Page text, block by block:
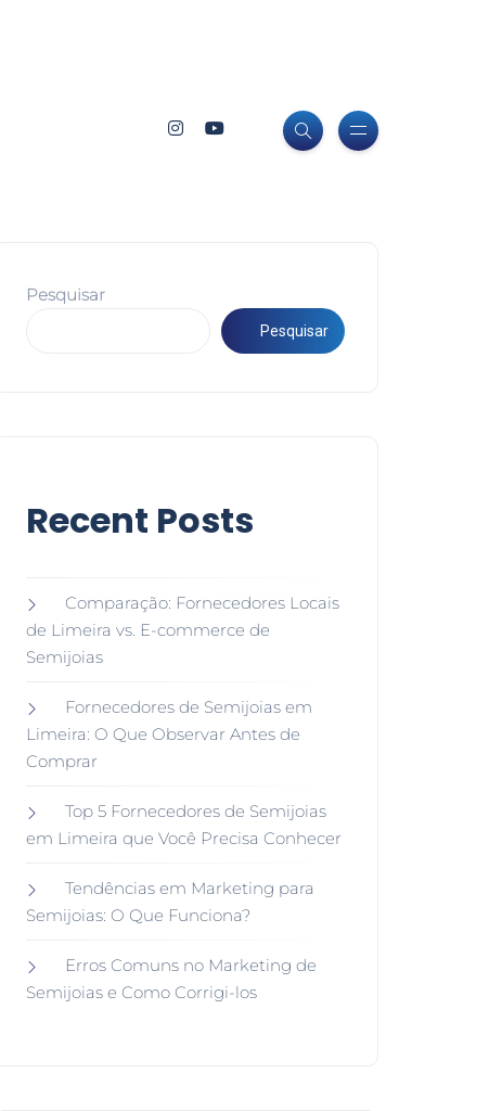
Pesquisar
Pesquisar
Recent Posts
Comparação: Fornecedores Locais
de Limeira vs. E-commerce de
Semijoias
Fornecedores de Semijoias em
Limeira: O Que Observar Antes de
Comprar
Top 5 Fornecedores de Semijoias
em Limeira que Você Precisa Conhecer
Tendências em Marketing para
Semijoias: O Que Funciona?
Erros Comuns no Marketing de
Semijoias e Como Corrigi-los